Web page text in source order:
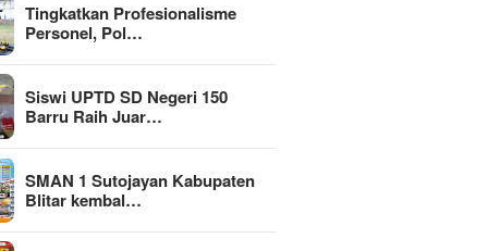
Tingkatkan Profesionalisme
Personel, Pol…
Siswi UPTD SD Negeri 150
Barru Raih Juar…
SMAN 1 Sutojayan Kabupaten
Blitar kembal…